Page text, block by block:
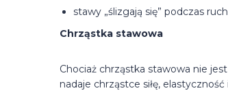
stawy „ślizgają się” podczas
Chrząstka stawowa
Chociaż chrząstka stawowa nie
nadaje chrząstce siłę,